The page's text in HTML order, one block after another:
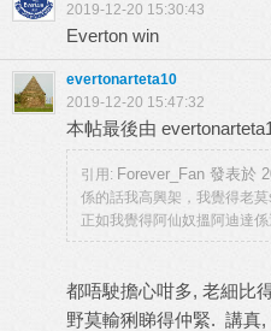
2019-12-20 15:30:43
Everton win
evertonarteta10
2019-12-20 15:47:32
本帖最後由
引用: Forever_Fan 發表於
係的話我高興架，我覺得老
正如我覺得阿仙奴搵阿迪達
都唔駛擔心咁多, 老細比
野莫輸猁睇得仲緊. 講真,